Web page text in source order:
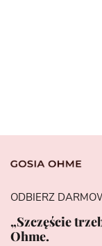
ODBIERZ
„Szczęście
Ohme.